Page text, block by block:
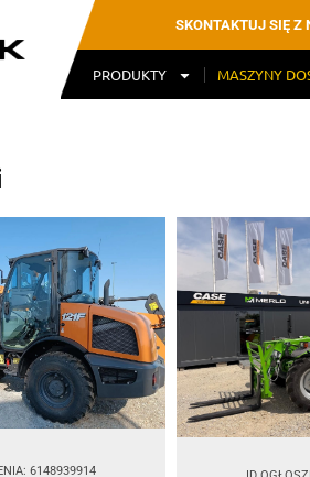
SKONTAKTUJ SIĘ Z
PRODUKTY MASZYNY
6148939914